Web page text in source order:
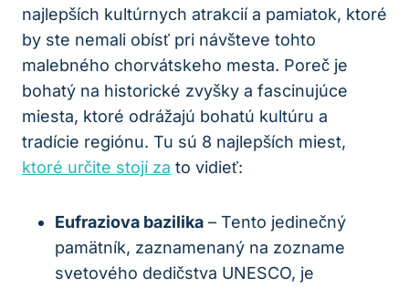
najlepších kultúrnych atrakcií a pamiatok, ktoré
by ste nemali obísť pri návšteve tohto
malebného chorvátskeho mesta. Poreč je
bohatý na historické zvyšky a fascinujúce
miesta, ktoré odrážajú bohatú kultúru a
tradície regiónu. Tu sú 8 najlepších miest,
ktoré určite stojí za to vidieť:
Eufraziova bazilika – Tento jedinečný
pamätník, zaznamenaný na zozname
svetového dedičstva UNESCO, je